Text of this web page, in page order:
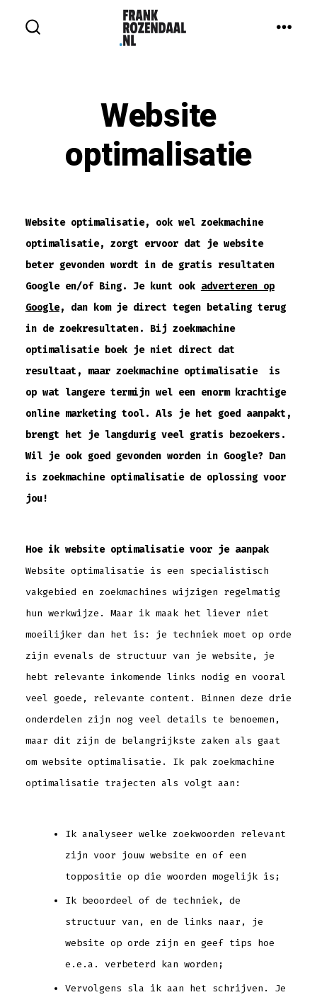
overslaan
IN-/UITSCHAKELEN
Website
optimalisatie
Website optimalisatie, ook wel zoekmachine
optimalisatie, zorgt ervoor dat je website
beter gevonden wordt in de gratis resultaten
Google en/of Bing. Je kunt ook adverteren op
Google, dan kom je direct tegen betaling terug
in de zoekresultaten. Bij zoekmachine
optimalisatie boek je niet direct dat
resultaat, maar zoekmachine optimalisatie is
op wat langere termijn wel een enorm krachtige
online marketing tool. Als je het goed aanpakt,
brengt het je langdurig veel gratis bezoekers.
Wil je ook goed gevonden worden in Google? Dan
is zoekmachine optimalisatie de oplossing voor
jou!
Hoe ik website optimalisatie voor je aanpak
Website optimalisatie is een specialistisch
vakgebied en zoekmachines wijzigen regelmatig
hun werkwijze. Maar ik maak het liever niet
moeilijker dan het is: je techniek moet op orde
zijn evenals de structuur van je website, je
hebt relevante inkomende links nodig en vooral
veel goede, relevante content. Binnen deze drie
onderdelen zijn nog veel details te benoemen,
maar dit zijn de belangrijkste zaken als gaat
om website optimalisatie. Ik pak zoekmachine
optimalisatie trajecten als volgt aan:
Ik analyseer welke zoekwoorden relevant
zijn voor jouw website en of een
toppositie op die woorden mogelijk is;
Ik beoordeel of de techniek, de
structuur van, en de links naar, je
website op orde zijn en geef tips hoe
e.e.a. verbeterd kan worden;
Vervolgens sla ik aan het schrijven. Je